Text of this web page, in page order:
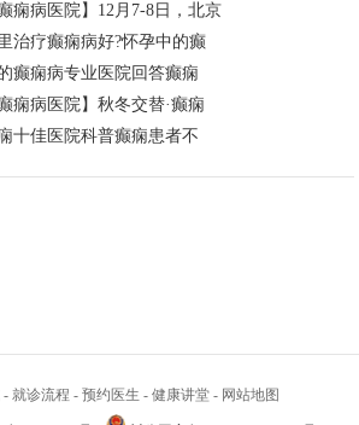
痫病医院】12月7-8日，北京
治疗癫痫病好?怀孕中的癫
癫痫病专业医院回答癫痫
痫病医院】秋冬交替·癫痫
十佳医院科普癫痫患者不
- 就诊流程 - 预约医生 - 健康讲堂 - 网站地图